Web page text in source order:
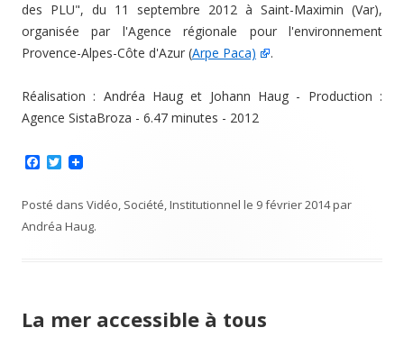
des PLU", du 11 septembre 2012 à Saint-Maximin (Var),
organisée par l'Agence régionale pour l'environnement
Provence-Alpes-Côte d'Azur (Arpe Paca) .
Réalisation : Andréa Haug et Johann Haug - Production :
Agence SistaBroza - 6.47 minutes - 2012
a
e
b
o
T
w
t
t
e
Posté dans Vidéo, Société,Institutionnel le 9 février 2014par
Andréa Haug.
La mer accessible à tous